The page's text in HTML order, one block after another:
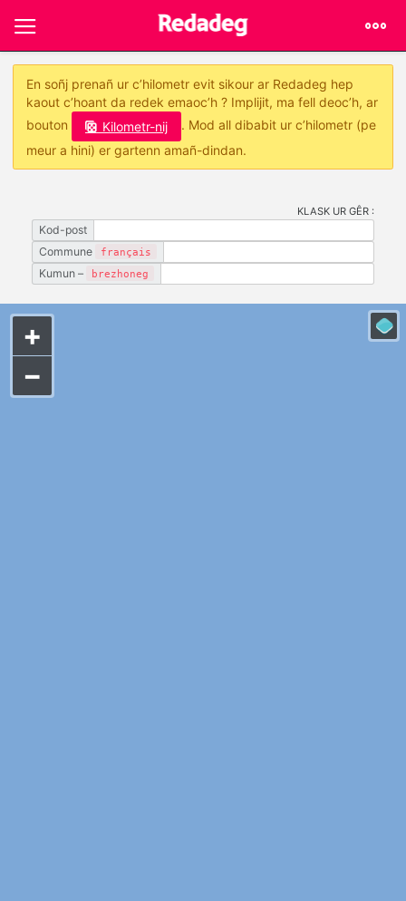
En soñj prenañ ur c’hilometr evit sikour ar Redadeg hep
kaout c’hoant da redek emaoc’h ? Implijit, ma fell deoc’h, ar
bouton
Kilometr-nij
. Mod all dibabit ur c’hilometr (pe
meur a hini) er gartenn amañ-dindan.
KLASK UR GÊR :
Kod-post
Commune
français
Kumun – brezhoneg
+
−